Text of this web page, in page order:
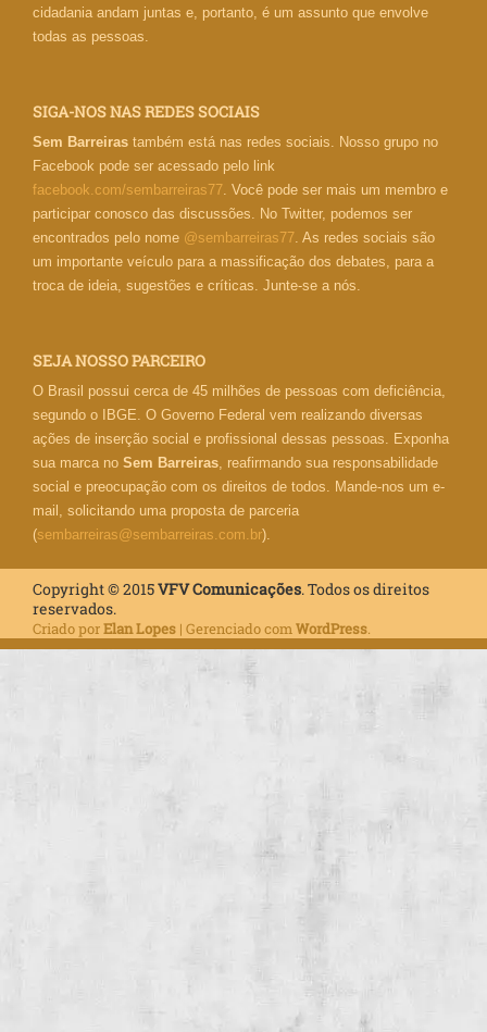
cidadania andam juntas e, portanto, é um assunto que envolve
todas as pessoas.
SIGA-NOS NAS REDES SOCIAIS
Sem Barreiras também está nas redes sociais. Nosso grupo no
Facebook pode ser acessado pelo link
facebook.com/sembarreiras77 . Você pode ser mais um membro e
participar conosco das discussões. No Twitter, podemos ser
encontrados pelo nome @sembarreiras77 . As redes sociais são
um importante veículo para a massificação dos debates, para a
troca de ideia, sugestões e críticas. Junte-se a nós.
SEJA NOSSO PARCEIRO
O Brasil possui cerca de 45 milhões de pessoas com deficiência,
segundo o IBGE. O Governo Federal vem realizando diversas
ações de inserção social e profissional dessas pessoas. Exponha
sua marca no Sem Barreiras , reafirmando sua responsabilidade
social e preocupação com os direitos de todos. Mande-nos um e-
mail, solicitando uma proposta de parceria
(sembarreiras@sembarreiras.com.br).
Copyright © 2015VFV Comunicações. Todos os direitos
reservados.
Criado porElan Lopes | Gerenciado comWordPress.